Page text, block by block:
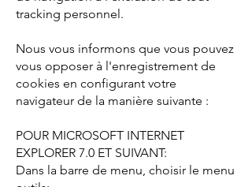
tracking personnel.
Nous vous informons que vous pouvez
vous opposer à l'enregistrement de
cookies en configurant votre
navigateur de la manière suivante :
POUR MICROSOFT INTERNET
EXPLORER 7.0 ET SUIVANT:
Dans la barre de menu, choisir le menu